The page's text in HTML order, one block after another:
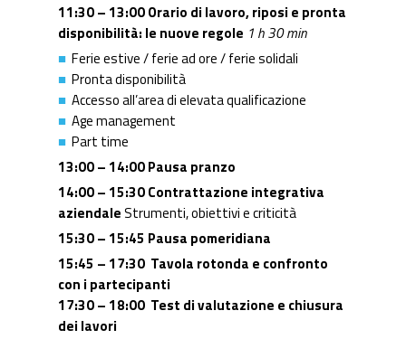
11:30 – 13:00 Orario di lavoro, riposi e pronta
disponibilità: le nuove regole 1 h 30 min
Ferie estive / ferie ad ore / ferie solidali
Pronta disponibilità
Accesso all’area di elevata qualificazione
Age management
Part time
13:00 – 14:00Pausa pranzo
14:00 – 15:30 Contrattazione integrativa
aziendaleStrumenti, obiettivi e criticità
15:30 – 15:45 Pausa pomeridiana
15:45 – 17:30 Tavola rotonda e confronto
con i partecipanti
17:30 – 18:00 Test di valutazione e chiusura
dei lavori